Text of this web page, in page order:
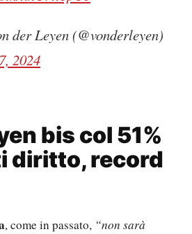
der Leyen (@vonderleyen)
2024
bis col 51%
diritto, record
, come in passato, “non sarà